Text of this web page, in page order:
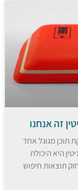
זה אנחנו
תוכן מגוגל אחד
היא היכולת
תוצאות חיפוש